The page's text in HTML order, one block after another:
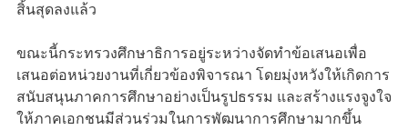
สิ้นสุดลงแล้ว
ขณะนี้กระทรวงศึกษาธิการอยู่ระหว่างจัดทำข้อเสนอเพื่อ
เสนอต่อหน่วยงานที่เกี่ยวข้องพิจารณา โดยมุ่งหวังให้เกิดการ
สนับสนุนภาคการศึกษาอย่างเป็นรูปธรรม และสร้างแรงจูงใจ
ให้ภาคเอกชนมีส่วนร่วมในการพัฒนาการศึกษามากขึ้น